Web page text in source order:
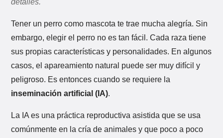
Tener un perro como mascota te trae mucha alegría. Sin
embargo, elegir el perro no es tan fácil. Cada raza tiene
sus propias características y personalidades. En algunos
casos, el apareamiento natural puede ser muy difícil y
peligroso. Es entonces cuando se requiere la
inseminación artificial (IA).
La IA es una práctica reproductiva asistida que se usa
comúnmente en la cría de animales y que poco a poco